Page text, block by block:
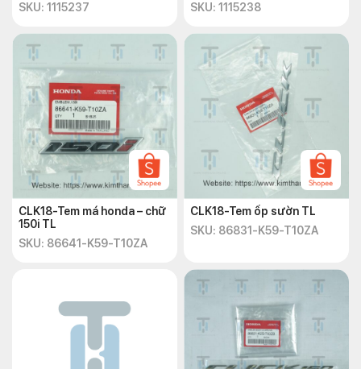
SKU: 1115237
SKU: 1115238
CLK18-Tem má honda – chữ
150i TL
SKU: 86641-K59-T10ZA
CLK18-Tem ốp sườn TL
SKU: 86831-K59-T10ZA